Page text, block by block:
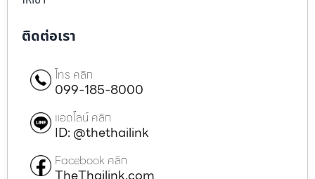
ติดต่อเรา
โทร คลิก
099-185-8000
แอดไลน์ คลิก
ID: @thethailink
Facebook คลิก